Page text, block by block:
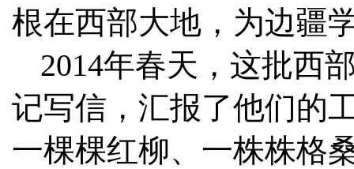
根在西部大地，为边疆
2014年春天，这批西
记写信，汇报了他们的
一棵棵红柳、一株株格